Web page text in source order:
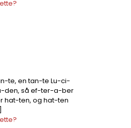
te, en tan-te Lu-ci-
den, så ef-ter-a-ber
hat-ten, og hat-ten